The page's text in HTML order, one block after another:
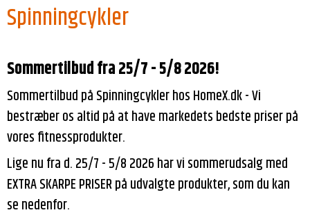
Spinningcykler
Sommertilbud fra 25/7 - 5/8 2026!
Sommertilbud på Spinningcykler hos HomeX.dk - Vi
bestræber os altid på at have markedets bedste priser på
vores fitnessprodukter.
Lige nu fra d. 25/7 - 5/8 2026 har vi sommerudsalg med
EXTRA SKARPE PRISER på udvalgte produkter, som du kan
se nedenfor.